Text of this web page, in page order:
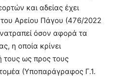
και αδείας έχει
Αρείου Πάγου (476/2022
όσον αφορά τα
η οποία κρίνει
τους ως προς τους
(Υποπαράγραφος Γ.1.